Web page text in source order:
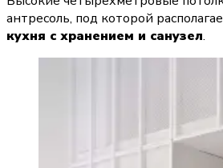
антресоль, под которой
кухня с хранением и санузел.